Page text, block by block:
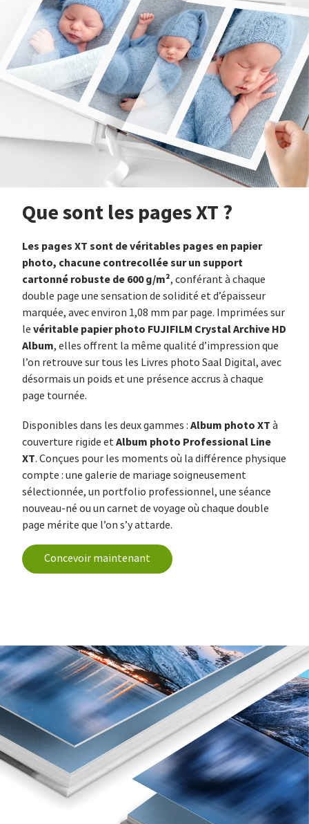
Que sont les pages XT ?
Les pages XT sont de véritables pages en papier
photo, chacune contrecollée sur un support
cartonné robuste de 600 g/m², conférant à chaque
double page une sensation de solidité et d’épaisseur
marquée, avec environ 1,08 mm par page. Imprimées sur
le véritable papier photo FUJIFILM Crystal Archive HD
Album, elles offrent la même qualité d’impression que
l’on retrouve sur tous les Livres photo Saal Digital, avec
désormais un poids et une présence accrus à chaque
page tournée.
Disponibles dans les deux gammes : Album photo XT à
couverture rigide etAlbum photo Professional Line
XT. Conçues pour les moments où la différence physique
compte : une galerie de mariage soigneusement
sélectionnée, un portfolio professionnel, une séance
nouveau-né ou un carnet de voyage où chaque double
page mérite que l’on s’y attarde.
Concevoir maintenant